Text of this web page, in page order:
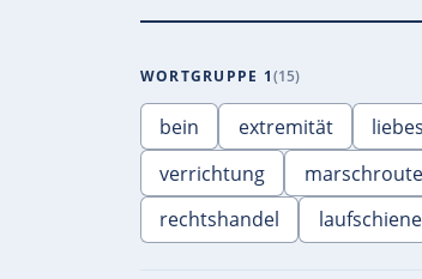
WORTGRUPPE 1 15
bein extremität
verrichtung
marschroute
rechtshandel
laufschiene